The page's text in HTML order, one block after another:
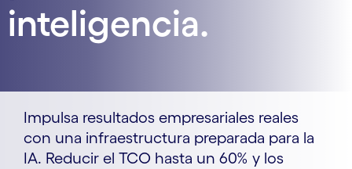
inteligencia.
Impulsa resultados empresariales reales
con una infraestructura preparada para la
IA. Reducir el TCO hasta un 60% y los